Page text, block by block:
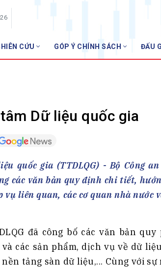
CỨU GÓP Ý CHÍNH SÁCH ĐẤU
Dữ liệu quốc gia
quốc gia (TTDLQG) - Bộ Công
các văn bản quy định chi tiết,
liên quan, các cơ quan nhà nước
đã công bố các văn bản quy
các sản phẩm, dịch vụ về dữ
tảng sàn dữ liệu,... Cùng với sự